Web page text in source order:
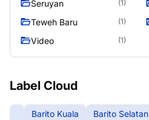
Seruyan (1)
Teweh Baru (1)
Video (1)
Label Cloud
Barito Kuala Barito Selatan